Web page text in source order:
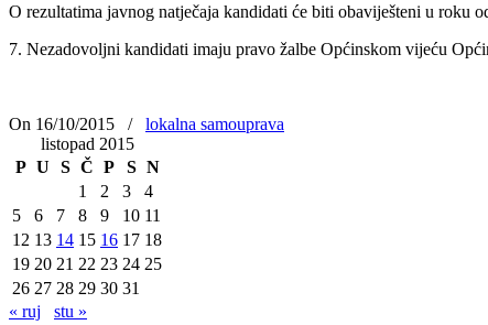
O rezultatima javnog natječaja kandidati će biti obaviješteni u roku
7. Nezadovoljni kandidati imaju pravo žalbe Općinskom vijeću
On 16/10/2015
/
lokalna samouprava
listopad 2015
P U S Č P S N
1
2 3
4
5
6 7 8 9 10 11
12 13 14 15 16 17 18
19 20 21 22 23 24 25
26 27 28 29 30 31
« ruj
stu »